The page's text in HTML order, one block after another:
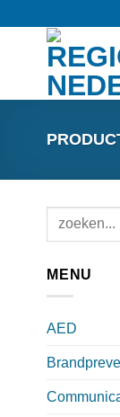
Zoeken
MENU
AED